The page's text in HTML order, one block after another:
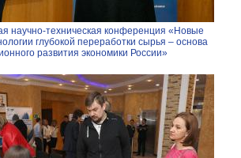
научно-техническая конференция «Новые
глубокой переработки сырья – основа
развития экономики России»